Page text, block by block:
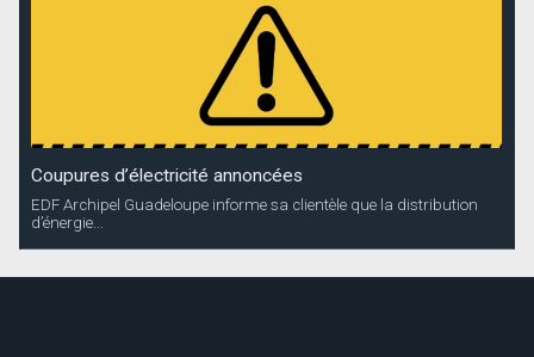
Coupures d’électricité annoncées
EDF Archipel Guadeloupe informe sa clientèle que la distribution
d’énergie...